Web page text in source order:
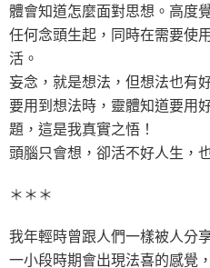
體會知道怎麼面對思想。高度
任何念頭生起，同時在需要使
活。
妄念，就是想法，但想法也有
要用到想法時，靈體知道要用
題，這是我真實之悟！
頭腦只會想，卻活不好人生，
＊＊＊
我年輕時曾跟人們一樣被人分
一小段時期會出現法喜的感覺